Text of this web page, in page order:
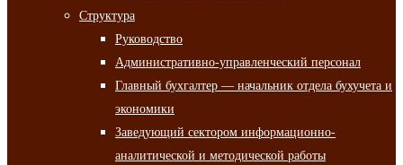
Структура
Руководство
Административно-управленческий персонал
Главный бухгалтер — начальник отдела бухучета и
экономики
Заведующий сектором информационно-
аналитической и методической работы